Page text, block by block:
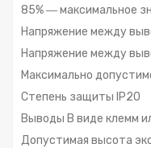
85% ― максимальное
Напряжение между
Напряжение между
Максимально
Степень защиты IP20
Выводы В виде клемм
Допустимая высота